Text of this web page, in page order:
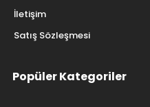
İletişim
Satış Sözleşmesi
Popüler Kategoriler